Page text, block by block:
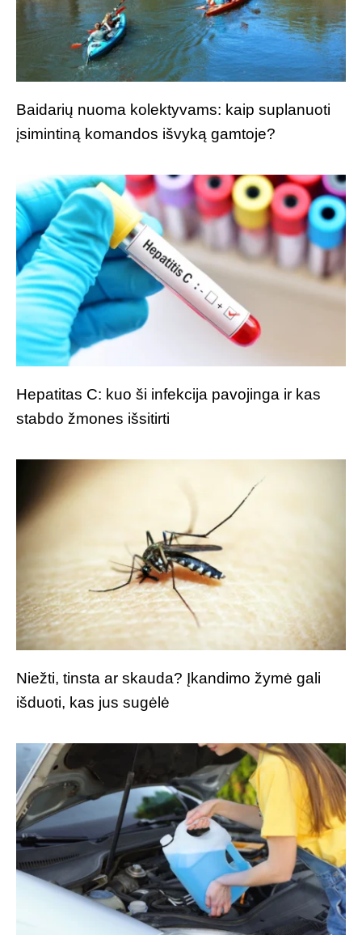
Baidarių nuoma kolektyvams: kaip suplanuoti
įsimintiną komandos išvyką gamtoje?
Hepatitas C: kuo ši infekcija pavojinga ir kas
stabdo žmones išsitirti
Niežti, tinsta ar skauda? Įkandimo žymė gali
išduoti, kas jus sugėlė